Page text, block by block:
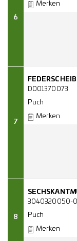
6
Merken
7
D001370073
Puch
Merken
8
3040320050-
Puch
Merken